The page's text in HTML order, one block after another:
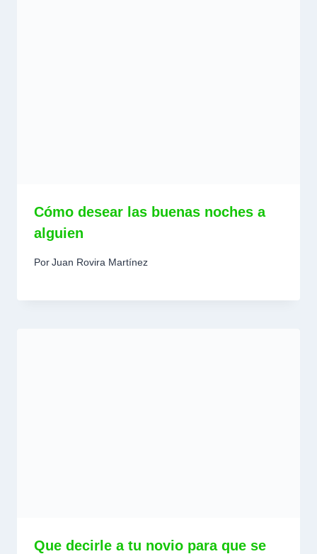
Cómo desear las buenas noches a
alguien
PorJuan Rovira Martínez
Que decirle a tu novio para que se